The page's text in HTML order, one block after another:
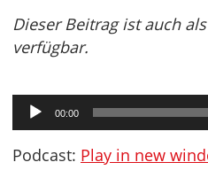
Dieser Beitrag ist auch
verfügbar.
Audio-
Player
00:00
Podcast: Play in new